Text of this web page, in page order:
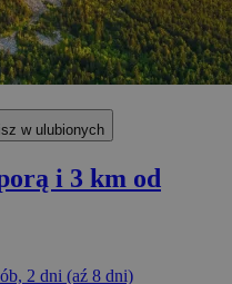
w ulubionych
i 3 km od
2 dni (aź 8 dni)